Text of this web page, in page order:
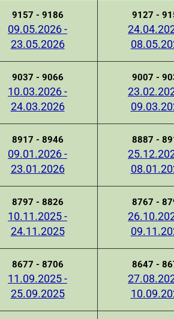
9157 - 9186
09.05.2026 -
23.05.2026
9127 -
9037 - 9066
10.03.2026 -
24.03.2026
9007 -
8917 - 8946
09.01.2026 -
23.01.2026
8887 -
8797 - 8826
10.11.2025 -
24.11.2025
8767 -
8677 - 8706
11.09.2025 -
25.09.2025
8647 -